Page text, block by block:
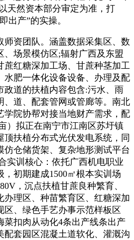
天然资本部分审定为准，打
出产”的实操。
资团队。涵盖数据采集区、数
、场景模仿区;辐射广西及东盟
蔗红糖深加工场、甘蔗种茎加工
水肥一体化设备设备、办理及配
政道的扶植内容包含:污水、雨
、道、配套管网或管廊等。南北
学院协帮对接当地财产需求，配
）拟正在南宁市江南区苏圩镇
顶扶植分布式光伏发电系统，同
仿仓储货架、复杂地形测试平台
实训核心：依托广西机电职业
初期建成1500㎡根本实训场
，沉点扶植甘蔗良种繁育、
办理区、种苗繁育区、红糖深加
区、绿色手艺办事示范样板区
菜扣肉从动化4条出产线条出产
配套园区混凝土道软化、灌溉沟